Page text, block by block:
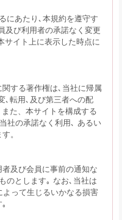
にあたり､本規約を遵守す
及び利用者の承諾なく変更
サイト上に表示した時点に
する著作権は､当社に帰属
､転用､及び第三者への配
た、本サイトを構成する
社の承諾なく利用､ あるい
。
及び会員に事前の通知な
のとします｡ なお､当社は
って生じるいかなる損害